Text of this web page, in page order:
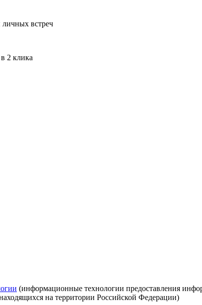
личных встреч
2 клика
(информационные технологии предоставления
на территории Российской Федерации)